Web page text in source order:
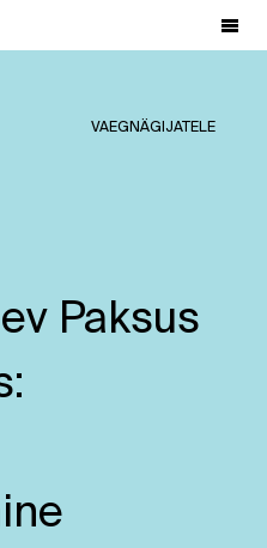
VAEGNÄGIJATELE
Paksus